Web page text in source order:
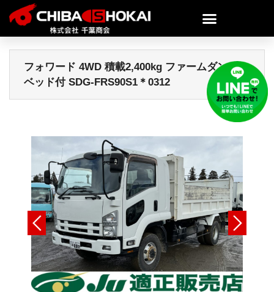
フォワード 4WD 積載2,400kg ファームダンプ
ベッド付 SDG-FRS90S1＊0312